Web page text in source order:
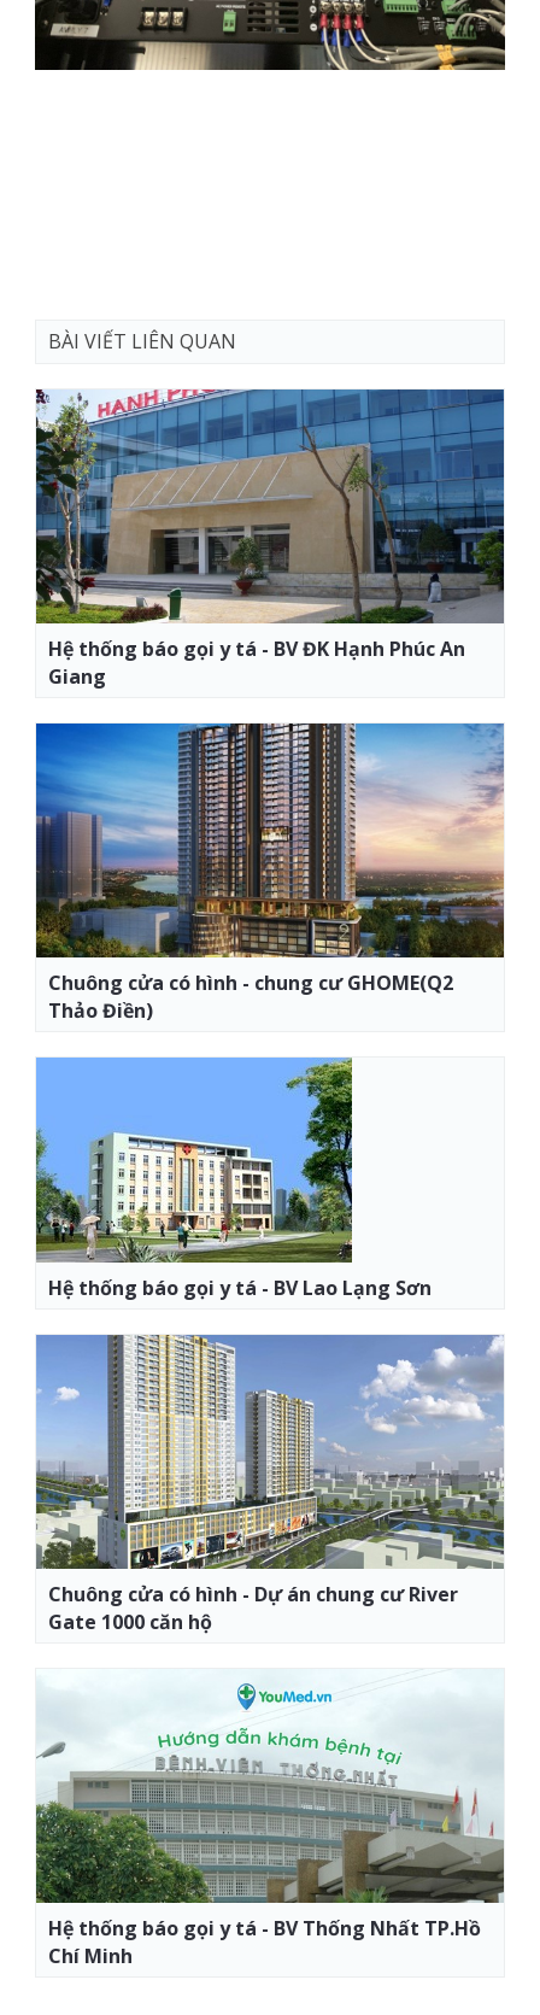
BÀI VIẾT LIÊN QUAN
Hệ thống báo gọi y tá - BV ĐK Hạnh Phúc An
Giang
Chuông cửa có hình - chung cư GHOME(Q2
Thảo Điền)
Hệ thống báo gọi y tá - BV Lao Lạng Sơn
Chuông cửa có hình - Dự án chung cư River
Gate 1000 căn hộ
Hệ thống báo gọi y tá - BV Thống Nhất TP.Hồ
Chí Minh